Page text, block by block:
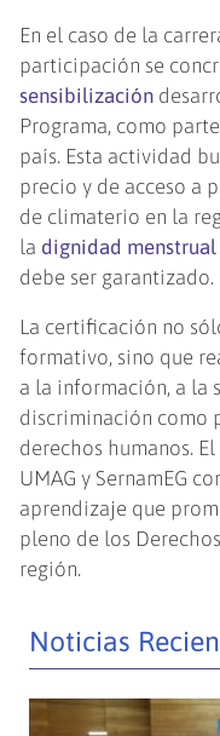
En el caso de la
participación se
sensibilización
Programa, como
país. Esta actividad
precio y de acceso a
de climaterio en la
la dignidad
debe ser garantizado.
La certificación no
formativo, sino que
a la información, a la
discriminación como
derechos humanos.
UMAG y SernamEG
aprendizaje que
pleno de los
región.
Noticias